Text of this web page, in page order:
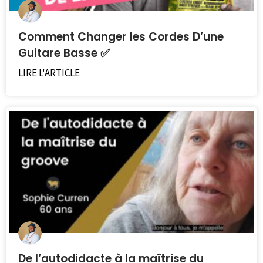
Comment Changer les Cordes D’une
Guitare Basse ✅
LIRE L'ARTICLE
De l’autodidacte à la maîtrise du